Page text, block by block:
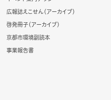
広報誌えこせん（アーカイブ）
啓発冊子（アーカイブ）
京都市環境副読本
事業報告書